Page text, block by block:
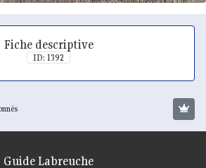
Fiche descriptive
ID: 1392
Guide Labreuche